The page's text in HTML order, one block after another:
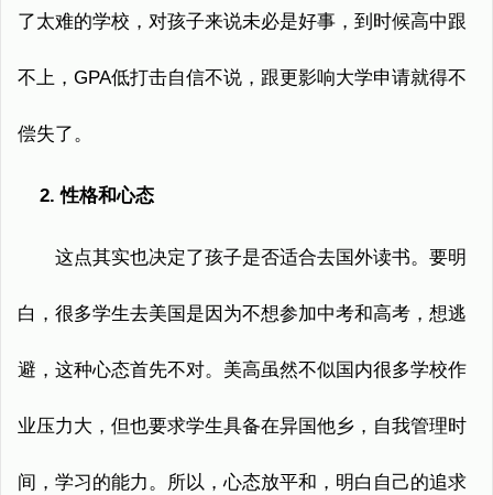
了太难的学校，对孩子来说未必是好事，到时候高中跟
不上，GPA低打击自信不说，跟更影响大学申请就得不
偿失了。
2. 性格和心态
这点其实也决定了孩子是否适合去国外读书。要明
白，很多学生去美国是因为不想参加中考和高考，想逃
避，这种心态首先不对。美高虽然不似国内很多学校作
业压力大，但也要求学生具备在异国他乡，自我管理时
间，学习的能力。所以，心态放平和，明白自己的追求